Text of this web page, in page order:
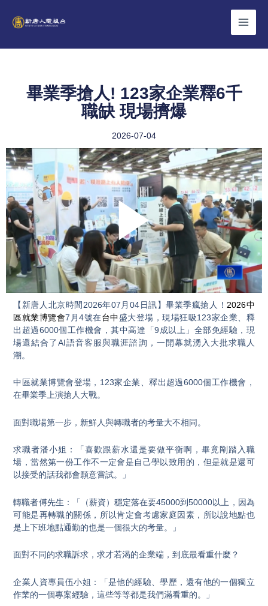
畢業季搶人! 123家企業釋6千
職缺 現場擠爆
2026-07-04
Play
Video
【新唐人北京時間2026年07月04日訊】畢業季瘋搶人！ 2026中
區就業博覽會7月4號在台中盛大登場，現場狂吸123家企業、釋
出超過6000個工作機會，其中高達「9成以上」全部免經驗，現
場還結合了AI語音客服與職涯諮詢，一開幕就湧入大批求職人
潮。
中區就業博覽會登場，123家企業、釋出超過6000個工作機會，
在畢業季上演搶人大戰。
面對職場第一步，新鮮人與轉職者的考量大不相同。
求職者潘小姐：「喜歡跟薪水還是要做平衡啊，畢竟剛踏入職
場，當然第一份工作不一定會是自己學以致用的，但是就是還可
以接受的話我都會願意嘗試。」
轉職者傅先生：「（薪資）穩定落在要45000到50000以上，因為
可能是再轉職的關係，所以肯定會考慮家庭因素，所以說地點也
是上下班地點通勤的也是一個很大的考量。」
面對不同的求職訴求，求才若渴的企業端，到底最看重什麼？
企業人資專員伍小姐：「是他的經驗、學歷，還有他的一個獨立
作業的一個專案經驗，這些等等都是我們滿看重的。」